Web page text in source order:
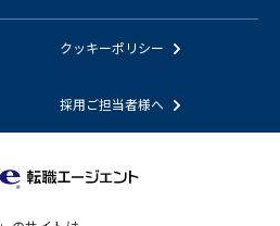
クッキーポリシー
採用ご担当者様へ